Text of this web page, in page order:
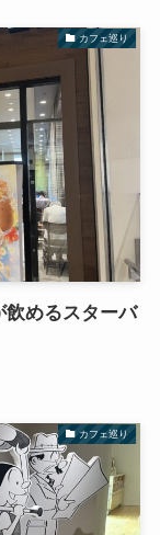
カフェ巡り
飲めるスターバ
カフェ巡り